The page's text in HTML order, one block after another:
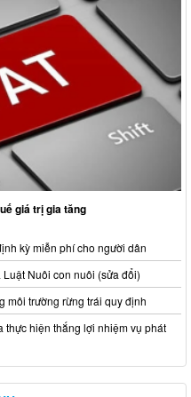
giá trị gia tăng
kỳ miễn phí cho người dân
Nuôi con nuôi (sửa đổi)
môi trường rừng trái quy định
thực hiện thắng lợi nhiệm vụ phát